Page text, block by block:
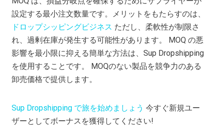
設定する最小注文数量です。メリットをもたらすのは、
ドロップシッピングビジネス ただし、柔軟性が制限さ
れ、過剰在庫が発生する可能性があります。 MOQ の悪
影響を最小限に抑える簡単な方法は、Sup Dropshipping
を使用することです。 MOQのない製品を競争力のある
卸売価格で提供します。
Sup Dropshipping で旅を始めましょう 今すぐ新規ユー
ザーとしてボーナスを獲得してください!